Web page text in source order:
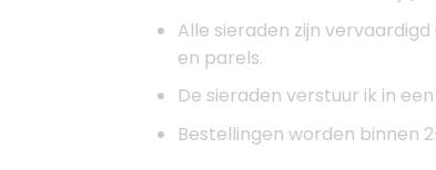
Alle sieraden zijn
en parels.
De sieraden verstuur ik in
Bestellingen worden binnen